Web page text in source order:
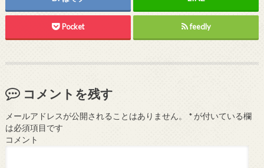
Pocket feedly
コメントを残す
メールアドレスが公開されることはありません。 *が付いている欄
は必須項目です
コメント